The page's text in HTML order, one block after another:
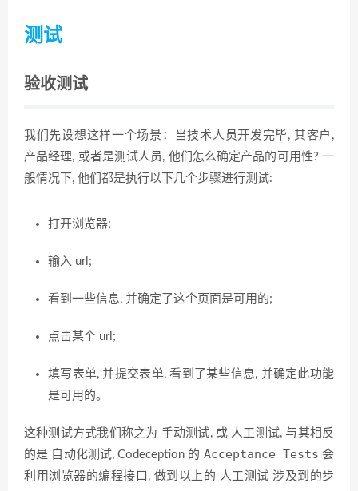
测试
验收测试
我们先设想这样一个场景：当技术人员开发完毕, 其客户,
产品经理, 或者是测试人员, 他们怎么确定产品的可用性? 一
般情况下, 他们都是执行以下几个步骤进行测试:
打开浏览器;
输入 url;
看到一些信息, 并确定了这个页面是可用的;
点击某个 url;
填写表单, 并提交表单, 看到了某些信息, 并确定此功能
是可用的。
这种测试方式我们称之为 手动测试, 或 人工测试, 与其相反
的是 自动化测试, Codeception 的 Acceptance Tests 会
利用浏览器的编程接口, 做到以上的 人工测试 涉及到的步